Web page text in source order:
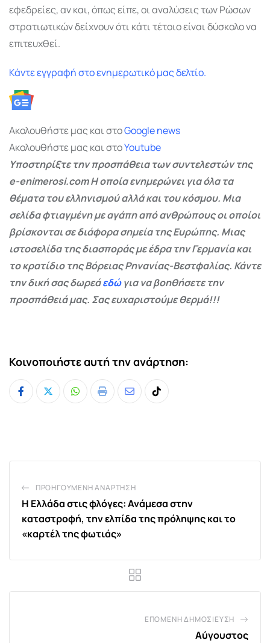
εφεδρείες, αν και, όπως είπε, οι αναλύσεις των Ρώσων
στρατιωτικών δείχνουν ότι κάτι τέτοιο είναι δύσκολο να
επιτευχθεί.
Κάντε εγγραφή στο ενημερωτικό μας δελτίο.
Ακολουθήστε μας και στοGooglenews
Ακολουθήστε μας και στοYoutube
Υποστηρίξτε την προσπάθεια των συντελεστών της
e-enimerosi.com Η οποία ενημερώνει για όλα τα
θέματα του ελληνισμού αλλά και του κόσμου. Μια
σελίδα φτιαγμένη με αγάπη από ανθρώπους οι οποίοι
βρίσκονται σε διάφορα σημεία της Ευρώπης. Μιας
ιστοσελίδα της διασποράς με έδρα την Γερμανία και
το κρατίδιο της Βόρειας Ρηνανίας-Βεστφαλίας. Κάντε
την δική σας δωρεάεδώγια να βοηθήσετε την
προσπάθειά μας. Σας ευχαριστούμε θερμά!!!
Κοινοποιήστε αυτή την ανάρτηση:
Whatsapp
Print
ShareTiktok
ΠΡΟΗΓΟΎΜΕΝΗ ΑΝΆΡΤΗΣΗ
Η Ελλάδα στις φλόγες: Ανάμεσα στην
καταστροφή, την ελπίδα της πρόληψης και το
«καρτέλ της φωτιάς»
ΕΠΌΜΕΝΗ ΔΗΜΟΣΊΕΥΣΗ
Αύγουστος